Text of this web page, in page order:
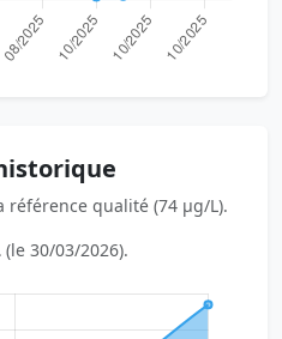
qualité (74 µg/L).
(le 30/03/2026).